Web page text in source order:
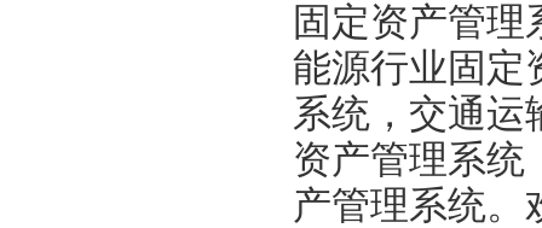
固定资产管
能源行业固定
系统，交通运
资产管理系统
产管理系统。